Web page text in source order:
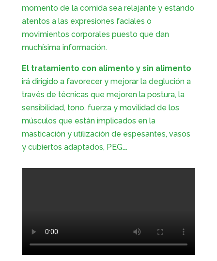
momento de la comida sea relajante y estando
atentos a las expresiones faciales o
movimientos corporales puesto que dan
muchísima información.
El tratamiento con alimento y sin alimento
irá dirigido a favorecer y mejorar la deglución a
través de técnicas que mejoren la postura, la
sensibilidad, tono, fuerza y movilidad de los
músculos que están implicados en la
masticación y utilización de espesantes, vasos
y cubiertos adaptados, PEG….